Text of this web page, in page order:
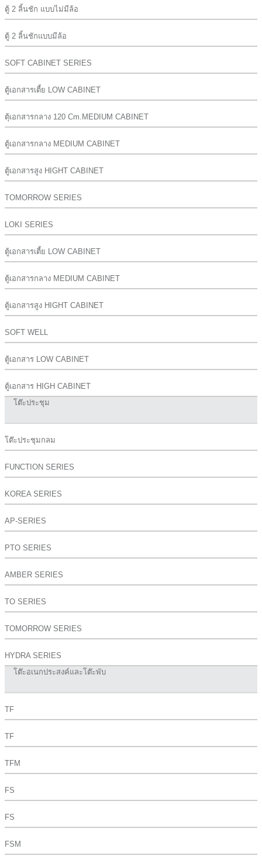
ตู้ 2 ลิ้นชัก แบบไม่มีล้อ
ตู้ 2 ลิ้นชักแบบมีล้อ
SOFT CABINET SERIES
ตู้เอกสารเตี้ย LOW CABINET
ตุ้เอกสารกลาง 120 Cm.MEDIUM CABINET
ตู้เอกสารกลาง MEDIUM CABINET
ตู้เอกสารสูง HIGHT CABINET
TOMORROW SERIES
LOKI SERIES
ตู้เอกสารเตี้ย LOW CABINET
ตู้เอกสารกลาง MEDIUM CABINET
ตู้เอกสารสูง HIGHT CABINET
SOFT WELL
ตู้เอกสาร LOW CABINET
ตู้เอกสาร HIGH CABINET
โต๊ะประชุม
โต๊ะประชุมกลม
FUNCTION SERIES
KOREA SERIES
AP-SERIES
PTO SERIES
AMBER SERIES
TO SERIES
TOMORROW SERIES
HYDRA SERIES
โต๊ะอเนกประสงค์และโต๊ะพับ
TF
TF
TFM
FS
FS
FSM